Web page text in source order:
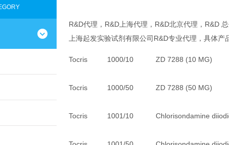
R&D代理，R&D上海代理，R&D北京代理，R&D
上海起发实验试剂有限公司R&D专业代理，具体产
Tocris 1000/10 ZD 7288 (10 MG)
Tocris 1000/50 ZD 7288 (50 MG)
Tocris 1001/10 Chlorisondamine